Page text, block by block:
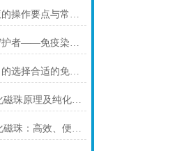
免疫染色封闭液的操作要点与常见问题解决方案
信噪比的幕后守护者——免疫染色洗涤液的科学原理与核心价值
如何根据实验目的选择合适的免疫染色封闭剂
His-Tag蛋白纯化磁珠原理及纯化步骤
His-Tag蛋白纯化磁珠：高效、便捷的蛋白纯化解决方案